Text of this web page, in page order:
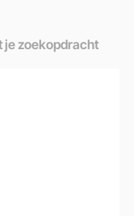
je zoekopdracht